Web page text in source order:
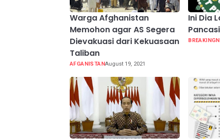
Warga Afghanistan
Memohon agar AS Segera
Dievakuasi dari Kekuasaan
Taliban
AFGANISTANAugust 19, 2021
Ini Dia